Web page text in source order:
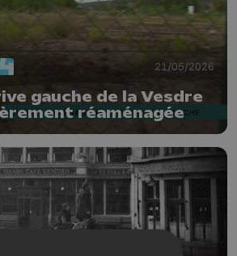
21/05/2026
gauche de la Vesdre
réaménagée